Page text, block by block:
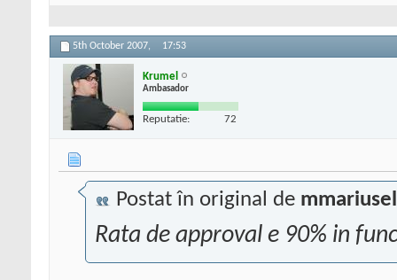
5th October 2007, 17:53
Krumel
Ambasador
Reputatie: 72
Postat în original de mmariusel
Rata de approval e 90% in